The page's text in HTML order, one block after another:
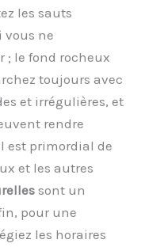
les sauts
vous ne
; le fond rocheux
toujours avec
et irrégulières, et
rendre
est primordial de
et les autres
sont un
pour une
les horaires